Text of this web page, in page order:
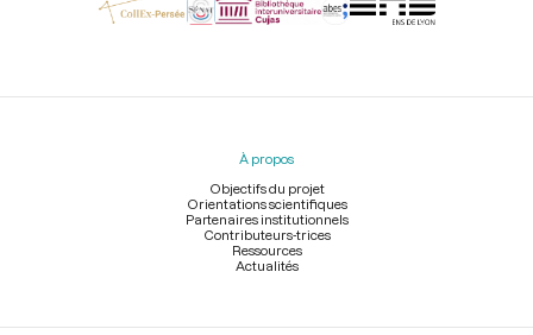
Menu
À propos
Objectifs du projet
Orientations scientifiques
Partenaires institutionnels
Contributeurs-trices
Ressources
Actualités